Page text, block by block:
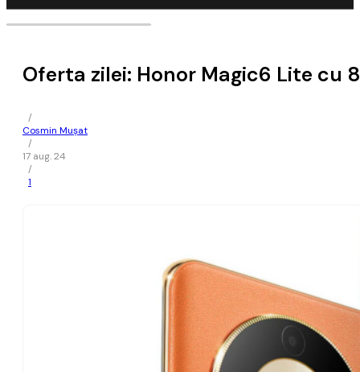
Oferta zilei: Honor Magic6 Lite cu
/
Cosmin Mușat
/
17 aug. 24
/
1